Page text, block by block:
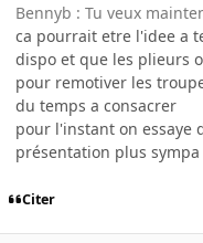
Bennyb : Tu veux
ca pourrait etre l'idee a
dispo et que les plieurs
pour remotiver les
du temps a consacrer
pour l'instant on essaye
présentation plus
Citer